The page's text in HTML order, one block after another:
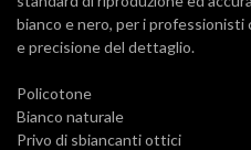
bianco e nero, per i professionisti
e precisione del dettaglio.
Policotone
Bianco naturale
Privo di sbiancanti ottici